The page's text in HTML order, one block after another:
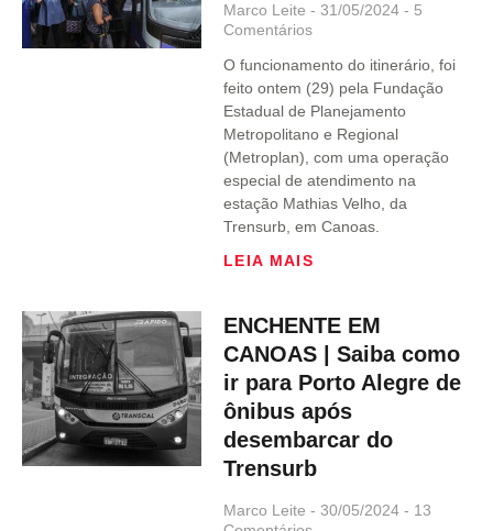
Marco Leite 31/05/2024
5
Comentários
O funcionamento do itinerário, foi
feito ontem (29) pela Fundação
Estadual de Planejamento
Metropolitano e Regional
(Metroplan), com uma operação
especial de atendimento na
estação Mathias Velho, da
Trensurb, em Canoas.
LEIA MAIS
ENCHENTE EM
CANOAS | Saiba como
ir para Porto Alegre de
ônibus após
desembarcar do
Trensurb
Marco Leite 30/05/2024
13